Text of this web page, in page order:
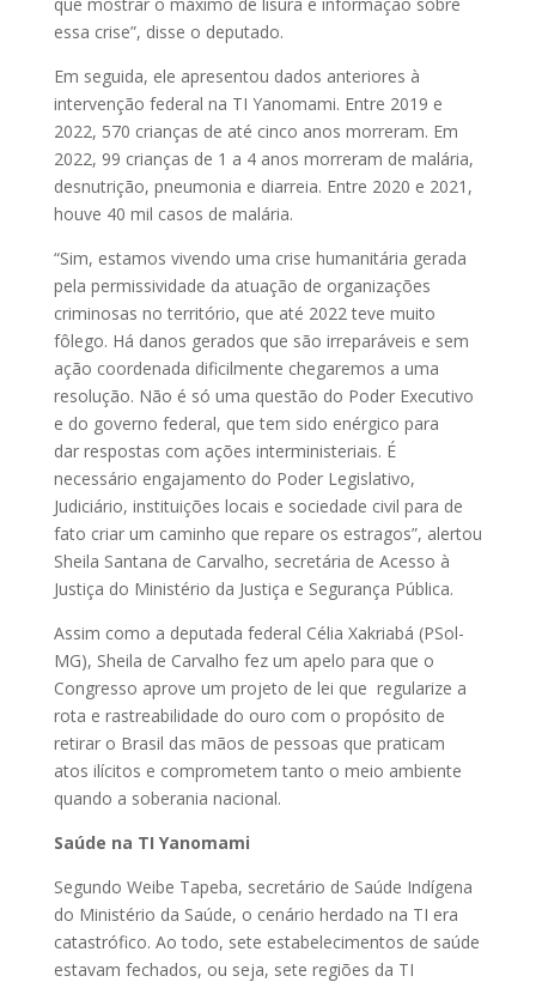
essa crise”, disse o deputado.
Em seguida, ele apresentou dados anteriores à
intervenção federal na TI Yanomami. Entre 2019 e
2022, 570 crianças de até cinco anos morreram. Em
2022, 99 crianças de 1 a 4 anos morreram de malária,
desnutrição, pneumonia e diarreia. Entre 2020 e 2021,
houve 40 mil casos de malária.
“Sim, estamos vivendo uma crise humanitária gerada
pela permissividade da atuação de organizações
criminosas no território, que até 2022 teve muito
fôlego. Há danos gerados que são irreparáveis e sem
ação coordenada dificilmente chegaremos a uma
resolução. Não é só uma questão do Poder Executivo
e do governo federal, que tem sido enérgico para
dar respostas com ações interministeriais. É
necessário engajamento do Poder Legislativo,
Judiciário, instituições locais e sociedade civil para de
fato criar um caminho que repare os estragos”, alertou
Sheila Santana de Carvalho, secretária de Acesso à
Justiça do Ministério da Justiça e Segurança Pública.
Assim como a deputada federal Célia Xakriabá (PSol-
MG), Sheila de Carvalho fez um apelo para que o
Congresso aprove um projeto de lei que regularize a
rota e rastreabilidade do ouro com o propósito de
retirar o Brasil das mãos de pessoas que praticam
atos ilícitos e comprometem tanto o meio ambiente
quando a soberania nacional.
Saúde na TI Yanomami
Segundo Weibe Tapeba, secretário de Saúde Indígena
do Ministério da Saúde, o cenário herdado na TI era
catastrófico. Ao todo, sete estabelecimentos de saúde
estavam fechados, ou seja, sete regiões da TI